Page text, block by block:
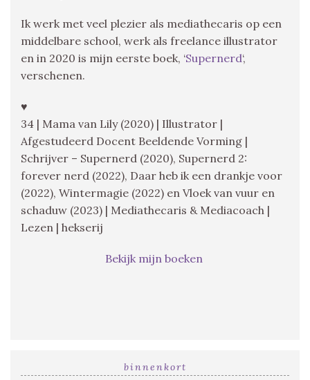
Ik werk met veel plezier als mediathecaris op een
middelbare school, werk als freelance illustrator
en in 2020 is mijn eerste boek, ‘Supernerd‘,
verschenen.
♥
34 | Mama van Lily (2020) | Illustrator |
Afgestudeerd Docent Beeldende Vorming |
Schrijver – Supernerd (2020), Supernerd 2:
forever nerd (2022), Daar heb ik een drankje voor
(2022), Wintermagie (2022) en Vloek van vuur en
schaduw (2023) | Mediathecaris & Mediacoach |
Lezen | hekserij
Bekijk mijn boeken
binnenkort